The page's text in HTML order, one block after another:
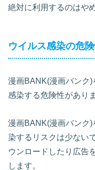
絶対に利用するのはや
ウイルス感染の危
漫画BANK(漫画バンク
感染する危険性がありま
漫画BANK(漫画バンク
染するリスクは少ない
ウンロードしたり広告
します。